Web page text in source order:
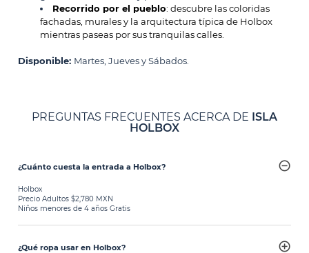
Recorrido por el pueblo: descubre las coloridas
fachadas, murales y la arquitectura típica de Holbox
mientras paseas por sus tranquilas calles.
Disponible: Martes, Jueves y Sábados.
PREGUNTAS FRECUENTES ACERCA DE ISLA
HOLBOX
¿Cuánto cuesta la entrada a Holbox?
Holbox
Precio Adultos $2,780 MXN
Niños menores de 4 años Gratis
¿Qué ropa usar en Holbox?